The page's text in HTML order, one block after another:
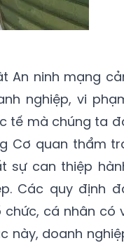
An ninh mạng
nghiệp, vi
tế mà chúng ta
Cơ quan thẩm
sự can thiệp
Các quy định
cá nhân có
này, doanh